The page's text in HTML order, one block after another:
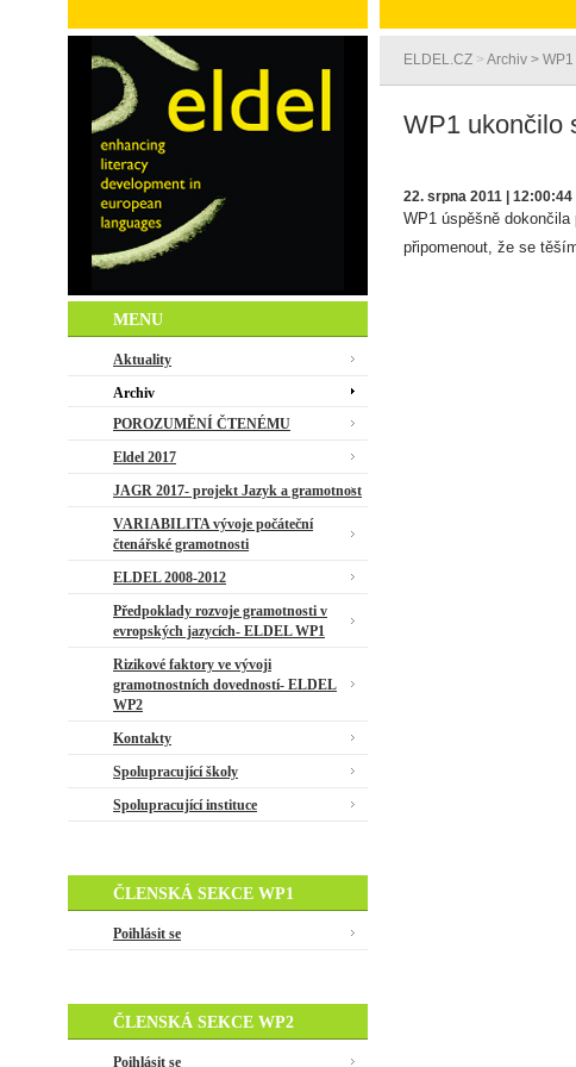
MENU
Aktuality
Archiv
POROZUMĚNÍ ČTENÉMU
Eldel 2017
JAGR 2017- projekt Jazyk a gramotnost
VARIABILITA vývoje počáteční
čtenářské gramotnosti
ELDEL 2008-2012
Předpoklady rozvoje gramotnosti v
evropských jazycích- ELDEL WP1
Rizikové faktory ve vývoji
gramotnostních dovedností- ELDEL
WP2
Kontakty
Spolupracující školy
Spolupracující instituce
ČLENSKÁ SEKCE WP1
Poihlásit se
ČLENSKÁ SEKCE WP2
Poihlásit se
ELDEL.CZ > Archiv >
WP1 ukončilo
22. srpna 2011 | 12:00:44
WP1 úspěšně
připomenout, že se